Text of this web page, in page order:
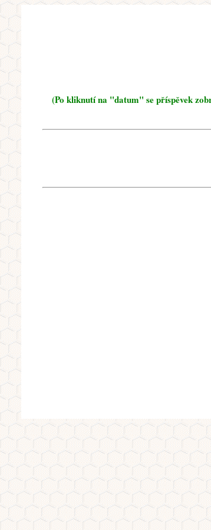
(Po kliknutí na "datum" se příspěvek